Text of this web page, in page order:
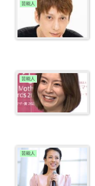
芸能人
芸能人
芸能人